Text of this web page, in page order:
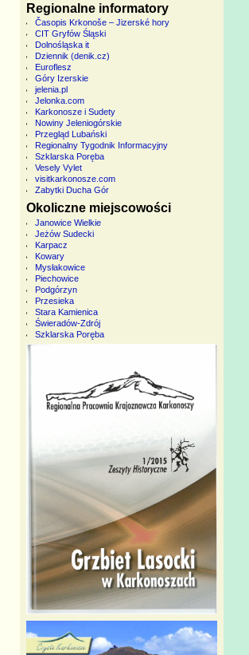
Regionalne informatory
Časopis Krkonoše – Jizerské hory
CIT Gryfów Śląski
Dolnośląska it
Dziennik (denik.cz)
Euroflesz
Góry Izerskie
jelenia.pl
Jelonka.com
Karkonosze i Sudety
Nowiny Jeleniogórskie
Przegląd Lubański
Regionalny Tygodnik Informacyjny
Szklarska Poręba
Vesely Vylet
visitkarkonosze.com
Zabytki Ducha Gór
Okoliczne miejscowości
Janowice Wielkie
Jeżów Sudecki
Karpacz
Kowary
Mysłakowice
Piechowice
Podgórzyn
Przesieka
Stara Kamienica
Świeradów-Zdrój
Szklarska Poręba